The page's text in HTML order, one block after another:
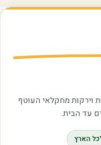
וירקות מחקלאי העוטף
עד הבית.
הארץ